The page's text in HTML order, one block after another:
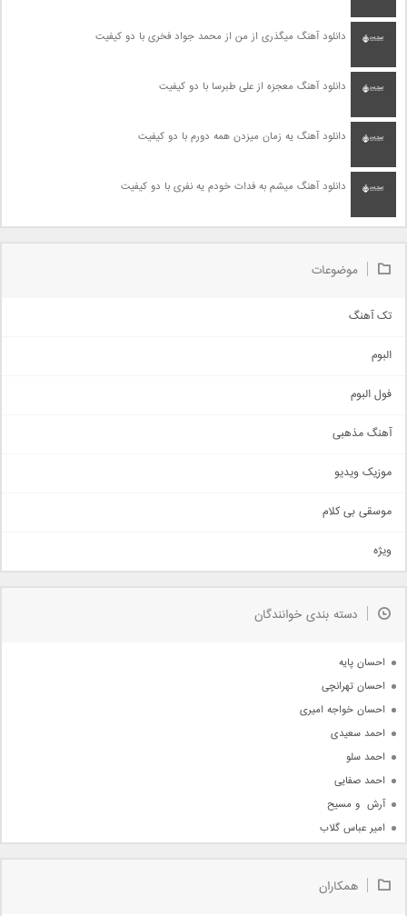
دانلود آهنگ میگذری از من از محمد جواد فخری با دو کیفیت
دانلود آهنگ معجزه از علی طبرسا با دو کیفیت
دانلود آهنگ یه زمان میزدن همه دورم با دو کیفیت
دانلود آهنگ میشم به فدات خودم یه نفری با دو کیفیت
موضوعات
تک آهنگ
اجتماعی
حماسی
سنتی
اهنگ بندرعباسی
دمو
مذهبی
جدیدترین ها
البوم
فول البوم
آهنگ مذهبی
موزیک ویدیو
موسقی بی کلام
ویژه
دسته بندی خوانندگان
احسان پایه
احسان تهرانچی
احسان خواجه امیری
احمد سعیدی
احمد سلو
احمد صفایی
آرش  و مسیح
امیر عباس گلاب
امیر علی
همکاران